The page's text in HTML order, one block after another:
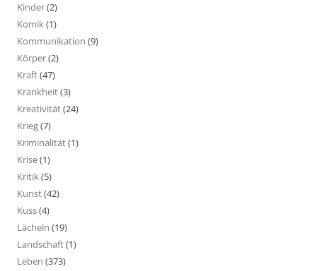
Kinder(2)
Komik(1)
Kommunikation (9)
Körper(2)
Kraft(47)
Krankheit(3)
Kreativität(24)
Krieg(7)
Kriminalität(1)
Krise(1)
Kritik(5)
Kunst(42)
Kuss(4)
Lächeln (19)
Landschaft(1)
Leben (373)